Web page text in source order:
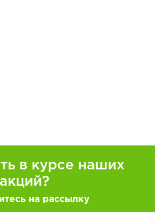
в курсе наших
акций?
на рассылку